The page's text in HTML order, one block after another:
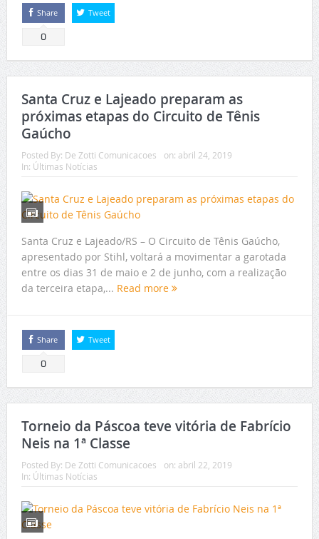
Share
0
Tweet
Santa Cruz e Lajeado preparam as
próximas etapas do Circuito de Tênis
Gaúcho
Posted By: De Zotti Comunicacoes on: abril 24, 2019
In: Últimas Notícias
Santa Cruz e Lajeado/RS – O Circuito de Tênis Gaúcho,
apresentado por Stihl, voltará a movimentar a garotada
entre os dias 31 de maio e 2 de junho, com a realização
da terceira etapa,... Read more
Share
0
Tweet
Torneio da Páscoa teve vitória de Fabrício
Neis na 1ª Classe
Posted By: De Zotti Comunicacoes on: abril 22, 2019
In: Últimas Notícias